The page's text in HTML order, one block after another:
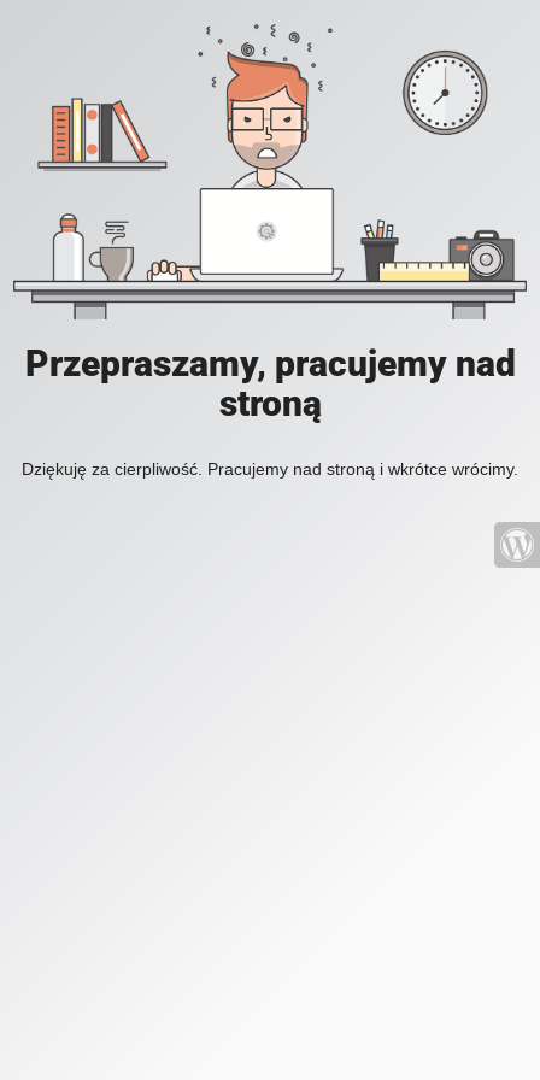
Przepraszamy, pracujemy nad
stroną
Dziękuję za cierpliwość. Pracujemy nad stroną i wkrótce wrócimy.